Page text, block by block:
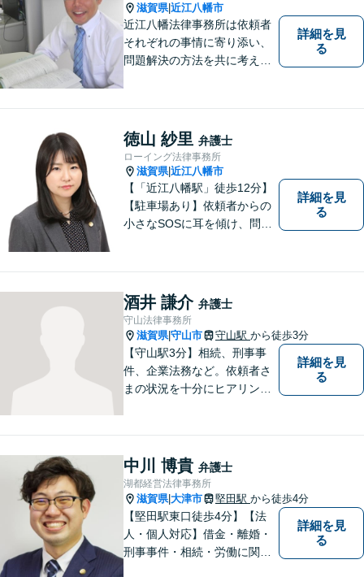
滋賀県|近江八幡市
近江八幡法律事務所は依頼者
それぞれの事情に寄り添い、
問題解決の方法を共に考える
方」も、ぜひお気軽にご相談
ください。
詳細を見
る
徳山 紗里 弁護士
ローイング法律事務所
滋賀県|近江八幡市
【「近江八幡駅」徒歩12分】
【駐車場あり】依頼者からの
小さなSOSに耳を傾け、問題
ております。 ぜひ一度私にご
相談ください。
詳細を見
る
酒井 謙介 弁護士
守山法律事務所
滋賀県|守山市 守山駅 から徒歩3分
【守山駅3分】相続、刑事事
件、企業法務など。依頼者さ
まの状況を十分にヒアリング
ます。お気軽にご相談くださ
い【隣接駐車場あり】
詳細を見
る
中川 博貴 弁護士
湖都経営法律事務所
滋賀県|大津市 堅田駅 から徒歩4分
【堅田駅東口徒歩4分】【法
人・個人対応】借金・離婚・
刑事事件・相続・労働に関す
詳細を見
る